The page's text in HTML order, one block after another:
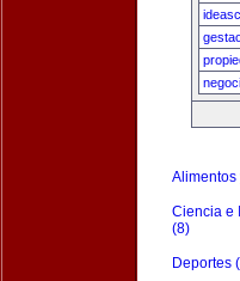
Alimentos
Ciencia e
(8)
Deportes